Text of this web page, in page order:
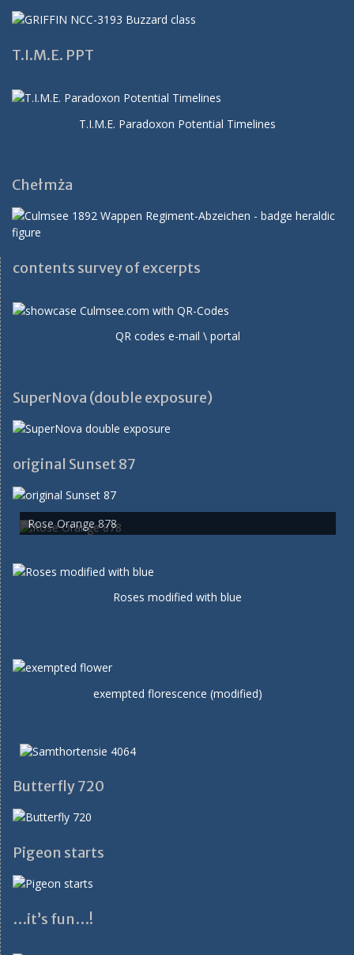
T.I.M.E. PPT
T.I.M.E. Paradoxon Potential Timelines
Chełmża
contents survey of excerpts
QR codes e-mail \ portal
SuperNova (double exposure)
original Sunset 87
Rose Orange 878
Roses modified with blue
exempted florescence (modified)
Butterfly 720
Pigeon starts
…it’s fun…!